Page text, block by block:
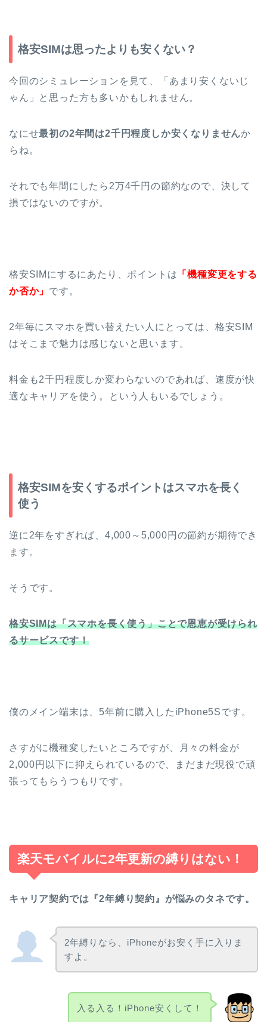
格安SIMは思ったよりも安くない？
今回のシミュレーションを見て、「あまり安くないじ
ゃん」と思った方も多いかもしれません。
なにせ最初の2年間は2千円程度しか安くなりませんか
らね。
それでも年間にしたら2万4千円の節約なので、決して
損ではないのですが。
格安SIMにするにあたり、ポイントは 「機種変更をする
か否か」 です。
2年毎にスマホを買い替えたい人にとっては、格安SIM
はそこまで魅力は感じないと思います。
料金も2千円程度しか変わらないのであれば、速度が快
適なキャリアを使う。という人もいるでしょう。
格安SIMを安くするポイントはスマホを長く
使う
逆に2年をすぎれば、4,000～5,000円の節約が期待でき
ます。
そうです。
格安SIMは「スマホを長く使う」ことで恩恵が受けられ
るサービスです！
僕のメイン端末は、5年前に購入したiPhone5Sです。
さすがに機種変したいところですが、月々の料金が
2,000円以下に抑えられているので、まだまだ現役で頑
張ってもらうつもりです。
楽天モバイルに2年更新の縛りはない！
キャリア契約では『2年縛り契約』が悩みのタネです。
2年縛りなら、iPhoneがお安く手に入りま
すよ。
入る入る！iPhone安くして！